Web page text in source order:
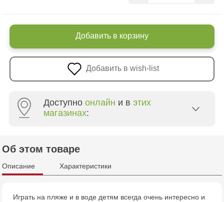
Добавить в корзину
Добавить в wish-list
Доступно онлайн и в этих
магазинах:
Jucărenia Cahul - str. Ștefan cel Mare, 29А
Об этом товаре
Описание Характеристики
Играть на пляже и в воде детям всегда очень интересно и